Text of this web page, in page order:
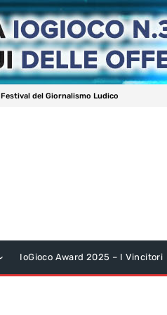
Festival del Giornalismo Ludico
IoGioco Award 2025 – I Vincitori